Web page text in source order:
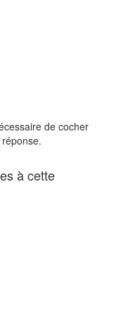
de cocher
à cette